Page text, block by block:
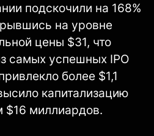
подскочили на 168%
на уровне
цены $31, что
самых успешных IPO
более $1,1
капитализацию
$16 миллиардов.